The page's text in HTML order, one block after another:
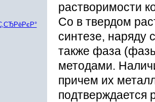
растворимости
Co в твердом
синтезе, наряду
также фаза
методами.
причем их
подтверждается